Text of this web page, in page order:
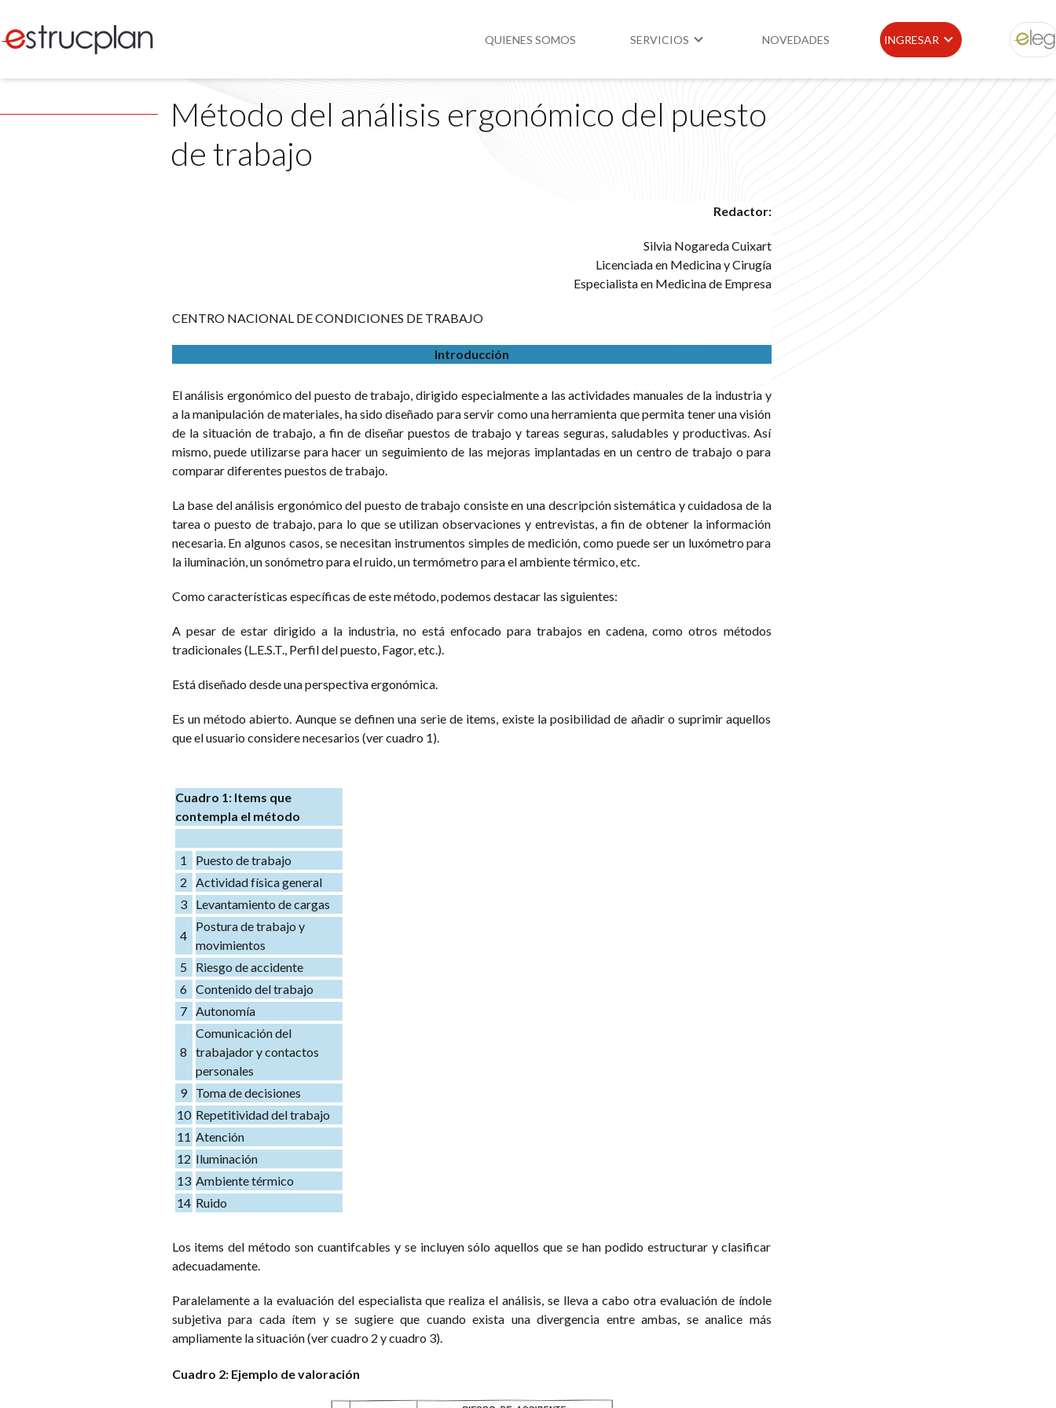
QUIENES SOMOS SERVICIOS
Higiene y Seguridad
NOVEDADES INGRESAR ELEG
Método del análisis ergonómico del puesto
de trabajo
Redactor:
Silvia Nogareda Cuixart
Licenciada en Medicina y Cirugía
Especialista en Medicina de Empresa
CENTRO NACIONAL DE CONDICIONES DE TRABAJO
Introducción
El análisis ergonómico del puesto de trabajo, dirigido especialmente a las actividades manuales de la industria y
a la manipulación de materiales, ha sido diseñado para servir como una herramienta que permita tener una visión
de la situación de trabajo, a fin de diseñar puestos de trabajo y tareas seguras, saludables y productivas. Así
mismo, puede utilizarse para hacer un seguimiento de las mejoras implantadas en un centro de trabajo o para
comparar diferentes puestos de trabajo.
La base del análisis ergonómico del puesto de trabajo consiste en una descripción sistemática y cuidadosa de la
tarea o puesto de trabajo, para lo que se utilizan observaciones y entrevistas, a fin de obtener la información
necesaria. En algunos casos, se necesitan instrumentos simples de medición, como puede ser un luxómetro para
la iluminación, un sonómetro para el ruido, un termómetro para el ambiente térmico, etc.
Como características específicas de este método, podemos destacar las siguientes:
A pesar de estar dirigido a la industria, no está enfocado para trabajos en cadena, como otros métodos
tradicionales (L.E.S.T., Perfil del puesto, Fagor, etc.).
Está diseñado desde una perspectiva ergonómica.
Es un método abierto. Aunque se definen una serie de items, existe la posibilidad de añadir o suprimir aquellos
que el usuario considere necesarios (ver cuadro 1).
Cuadro 1: Items que
contempla el método
1
Puesto de trabajo
2
Actividad física general
3
Levantamiento de cargas
4
Postura de trabajo y
movimientos
5
Riesgo de accidente
6 Contenido del trabajo
7 Autonomía
8
Comunicación del
trabajador y contactos
personales
9
Toma de decisiones
10 Repetitividad del trabajo
11 Atención
12 Iluminación
13 Ambiente térmico
14 Ruido
Los items del método son cuantifcables y se incluyen sólo aquellos que se han podido estructurar y clasificar
adecuadamente.
Paralelamente a la evaluación del especialista que realiza el análisis, se lleva a cabo otra evaluación de índole
subjetiva para cada ítem y se sugiere que cuando exista una divergencia entre ambas, se analice más
ampliamente la situación (ver cuadro 2 y cuadro 3).
Cuadro 2: Ejemplo de valoración